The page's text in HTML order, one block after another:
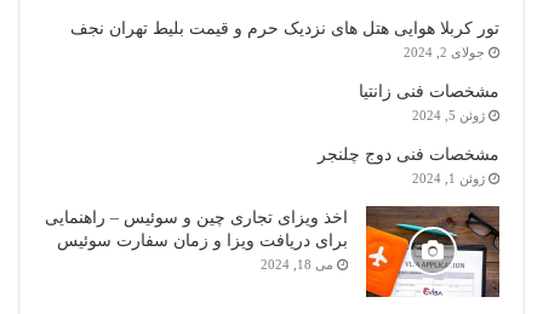
تور کربلا هوایی هتل های نزدیک حرم و قیمت بلیط تهران نجف
جولای 2, 2024
مشخصات فنی زانتیا
ژوئن 5, 2024
مشخصات فنی دوج چلنجر
ژوئن 1, 2024
اخذ ویزای تجاری چین و سوئیس – راهنمایی
برای دریافت ویزا و زمان سفارت سوئیس
می 18, 2024